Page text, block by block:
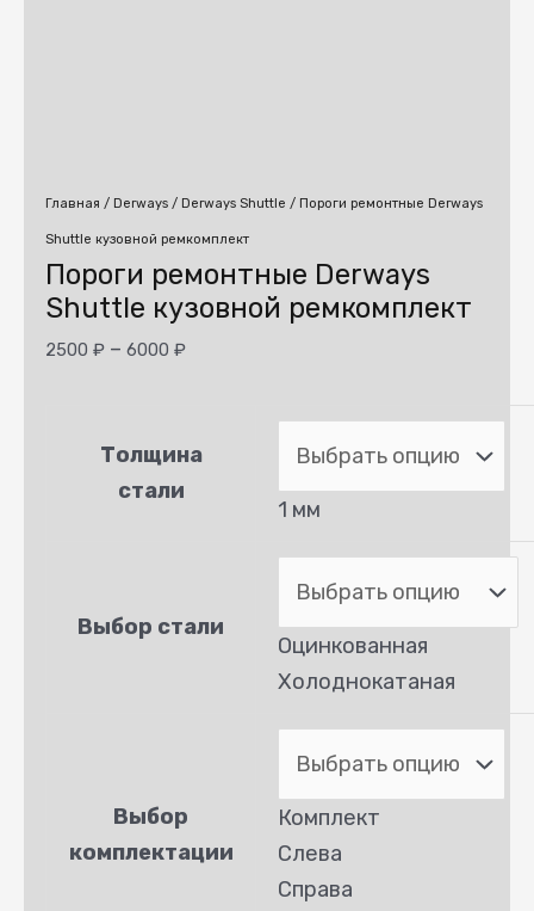
Главная / Derways / Derways Shuttle / Пороги ремонтные Derways
Shuttle кузовной ремкомплект
Пороги ремонтные Derways
Shuttle кузовной ремкомплект
2500₽ –6000₽
Толщина
стали
1 мм
Выбор стали
Оцинкованная
Холоднокатаная
Выбор
комплектации
Комплект
Слева
Справа